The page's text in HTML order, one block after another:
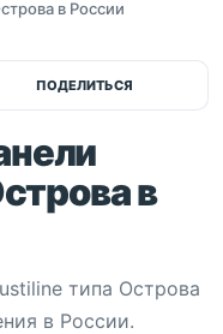
в России
ПОДЕЛИТЬСЯ
в
типа Острова
в России.